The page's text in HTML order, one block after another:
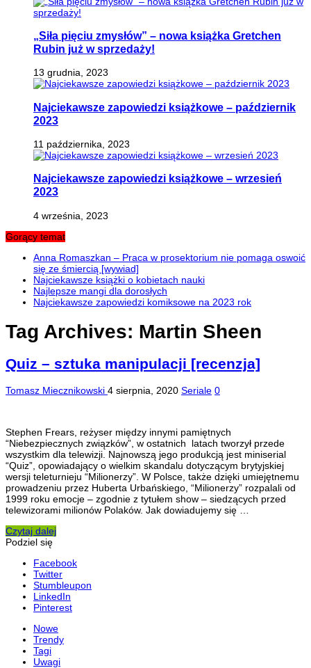
„Siła pięciu zmysłów” – nowa książka Gretchen
Rubin już w sprzedaży!
13 grudnia, 2023
Najciekawsze zapowiedzi książkowe – październik
2023
11 października, 2023
Najciekawsze zapowiedzi książkowe – wrzesień
2023
4 września, 2023
Gorący temat
Anna Romaszkan – Praca w prosektorium nie pomaga oswoić
się ze śmiercią [wywiad]
Najciekawsze książki o kobietach nauki
Najlepsze mangi dla dorosłych
Najciekawsze zapowiedzi komiksowe na 2023 rok
Tag Archives: Martin Sheen
Quiz – sztuka manipulacji [recenzja]
Tomasz Miecznikowski 4 sierpnia, 2020 Seriale 0
Stephen Frears, reżyser między innymi pamiętnych
“Niebezpiecznych związków”, w ostatnich latach tworzył przede
wszystkim dla telewizji. Najnowszą jego produkcją jest miniserial
“Quiz”, opowiadający o wielkim skandalu dotyczącym brytyjskiej
wersji teleturnieju “Milionerzy”. W Polsce, także dzięki umiejętnemu
prowadzeniu przez Huberta Urbańskiego, “Milionerzy” rozpalali od
1999 roku emocje – zgodnie z tytułem show – siedzących przed
telewizorami milionów Polaków. Jak dowiadujemy się …
Czytaj dalej
Podziel się
Facebook
Twitter
Stumbleupon
LinkedIn
Pinterest
Nowe
Trendy
Tagi
Uwagi